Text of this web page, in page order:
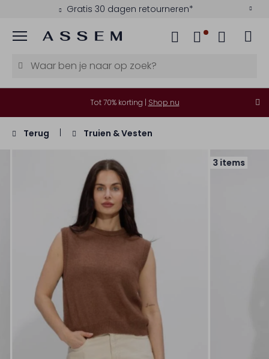
Gratis 30 dagen retourneren*
Menu
Tot 70% korting | Shop nu
Terug Truien & Vesten
3 items